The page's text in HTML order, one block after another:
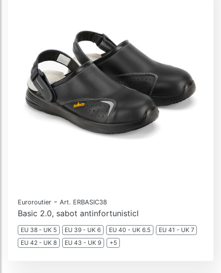
Euroroutier - Art. ERBASIC38
Basic 2.0, sabot antinfortunisticI
EU 38 - UK 5 EU 39 - UK 6 EU 40 - UK 6.5
EU 41 - UK 7
EU 42 - UK 8
EU 43 - UK 9 +5